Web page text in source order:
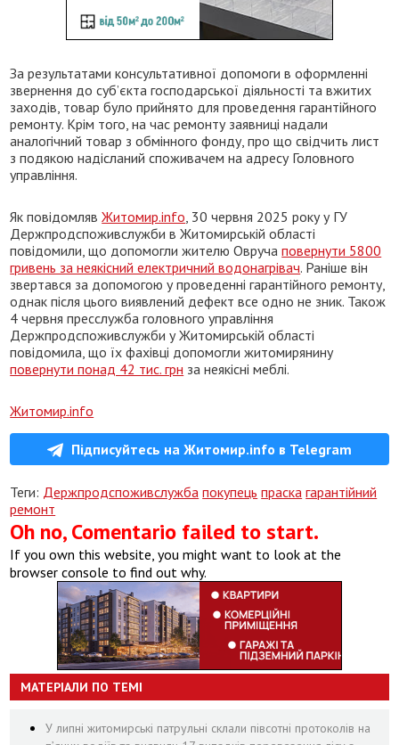
За результатами консультативної допомоги в оформленні
звернення до суб’єкта господарської діяльності та вжитих
заходів, товар було прийнято для проведення гарантійного
ремонту. Крім того, на час ремонту заявниці надали
аналогічний товар з обмінного фонду, про що свідчить лист
з подякою надісланий споживачем на адресу Головного
управління.
Як повідомлявЖитомир.info , 30 червня 2025 року у ГУ
Держпродспоживслужби в Житомирській області
повідомили, що допомогли жителю Овручаповернути 5800
гривень за неякісний електричний водонагрівач. Раніше він
звертався за допомогою у проведенні гарантійного ремонту,
однак після цього виявлений дефект все одно не зник. Також
4 червня пресслужба головного управління
Держпродспоживслужби у Житомирській області
повідомила, що їх фахівці допомогли житомирянину
повернути понад 42 тис. грн за неякісні меблі.
Житомир.info
Підписуйтесь на Житомир.info в Telegram
Теги: Держпродспоживслужба покупець праска гарантійний
ремонт
Oh no, Comentario failed to start.
If you own this website, you might want to look at the
browser console to find out why.
МАТЕРІАЛИ ПО ТЕМІ
У липні житомирські патрульні склали півсотні протоколів на